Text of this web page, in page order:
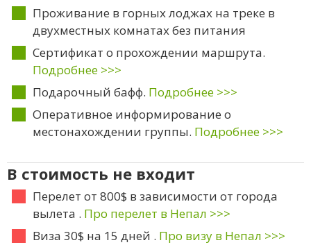
Проживание в горных лоджах на треке в
двухместных комнатах без питания
Сертификат о прохождении маршрута.
Подробнее >>>
Подарочный бафф. Подробнее >>>
Оперативное информирование о
местонахождении группы. Подробнее >>>
В стоимость не входит
Перелет от 800$ в зависимости от города
вылета . Про перелет в Непал >>>
Виза 30$ на 15 дней . Про визу в Непал >>>